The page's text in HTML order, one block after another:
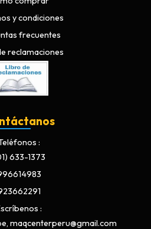
y condiciones
frecuentes
reclamaciones
633-1373
maqcenterperu@gmail.com